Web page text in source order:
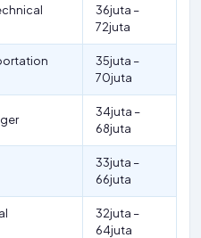
36juta –
72juta
35juta –
70juta
34juta –
68juta
33juta –
66juta
32juta –
64juta